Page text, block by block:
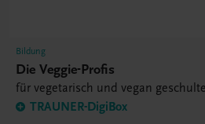
Bildung
Die Veggie-Profis
für vegetarisch und vegan
TRAUNER-DigiBox